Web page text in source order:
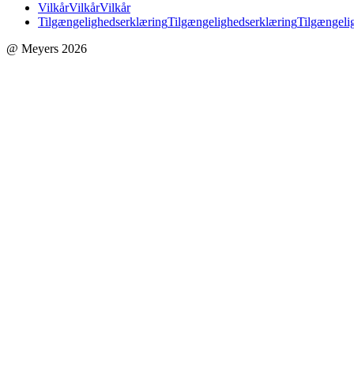
VilkårVilkårVilkår
TilgængelighedserklæringTilgængelighedserklæring
@ Meyers 2026